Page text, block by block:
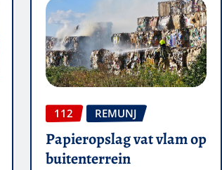
112 REMUNJ
Papieropslag vat vlam op
buitenterrein